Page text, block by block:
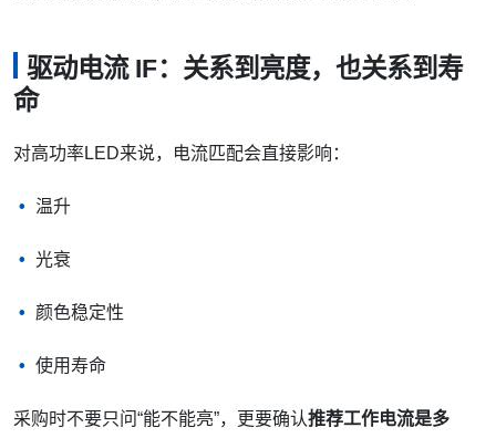
驱动电流 IF：关系到亮度，也关系到寿
命
对高功率LED来说，电流匹配会直接影响：
温升
光衰
颜色稳定性
使用寿命
采购时不要只问“能不能亮”，更要确认推荐工作电流是多